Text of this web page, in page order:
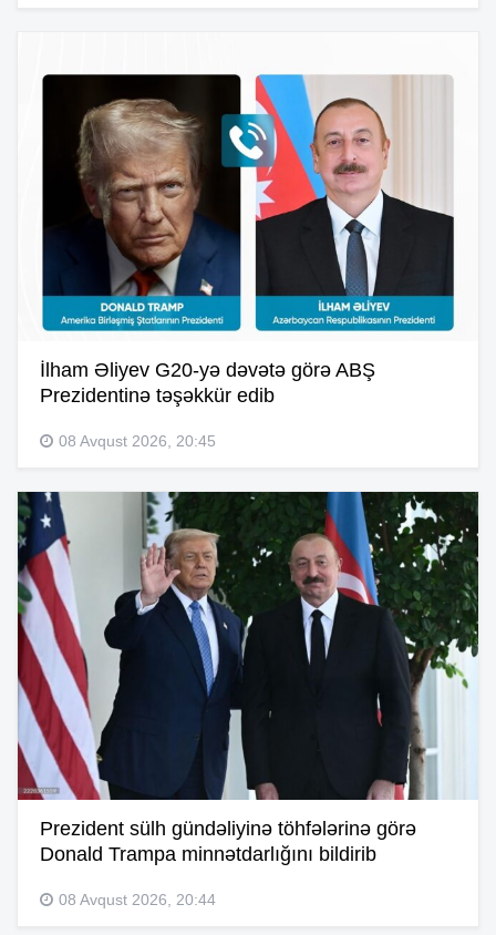
İlham Əliyev G20-yə dəvətə görə ABŞ
Prezidentinə təşəkkür edib
08 Avqust 2026, 20:45
Prezident sülh gündəliyinə töhfələrinə görə
Donald Trampa minnətdarlığını bildirib
08 Avqust 2026, 20:44